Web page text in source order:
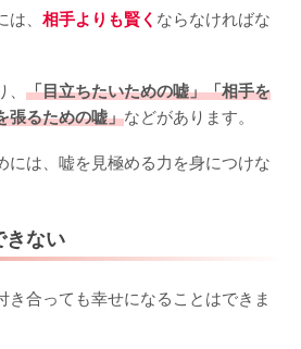
、 相手よりも賢く ならなければな
「目立ちたいための嘘」「相手を
張るための嘘」などがあります。
には、嘘を見極める力を身につけな
きない
き合っても幸せになることはできま